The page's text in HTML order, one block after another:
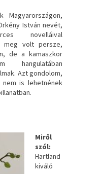
Magyarországon,
István nevét,
novelláival
meg volt persze,
de a kamaszkor
hangulatában
Azt gondolom,
is lehetnének
Miről
szól:
Hartland
kiváló